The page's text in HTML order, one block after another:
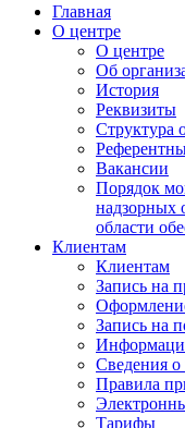
Главная
О центре
О центре
Об
История
Реквизиты
Структура
Вакансии
Порядок
надзорных
области
Клиентам
Клиентам
Запись на
Запись на
Сведения о
Правила
Тарифы